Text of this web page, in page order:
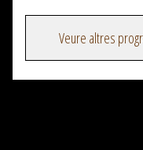
Veure altres